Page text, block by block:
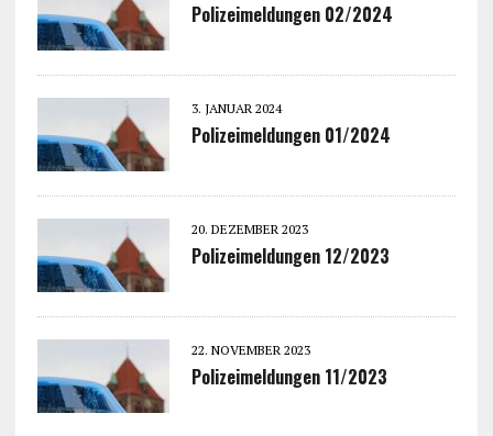
Polizeimeldungen 02/2024
3. JANUAR 2024
Polizeimeldungen 01/2024
20. DEZEMBER 2023
Polizeimeldungen 12/2023
22. NOVEMBER 2023
Polizeimeldungen 11/2023